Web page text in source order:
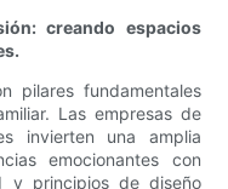
creando espacios
pilares fundamentales
Las empresas de
invierten una amplia
emocionantes con
y principios de diseño